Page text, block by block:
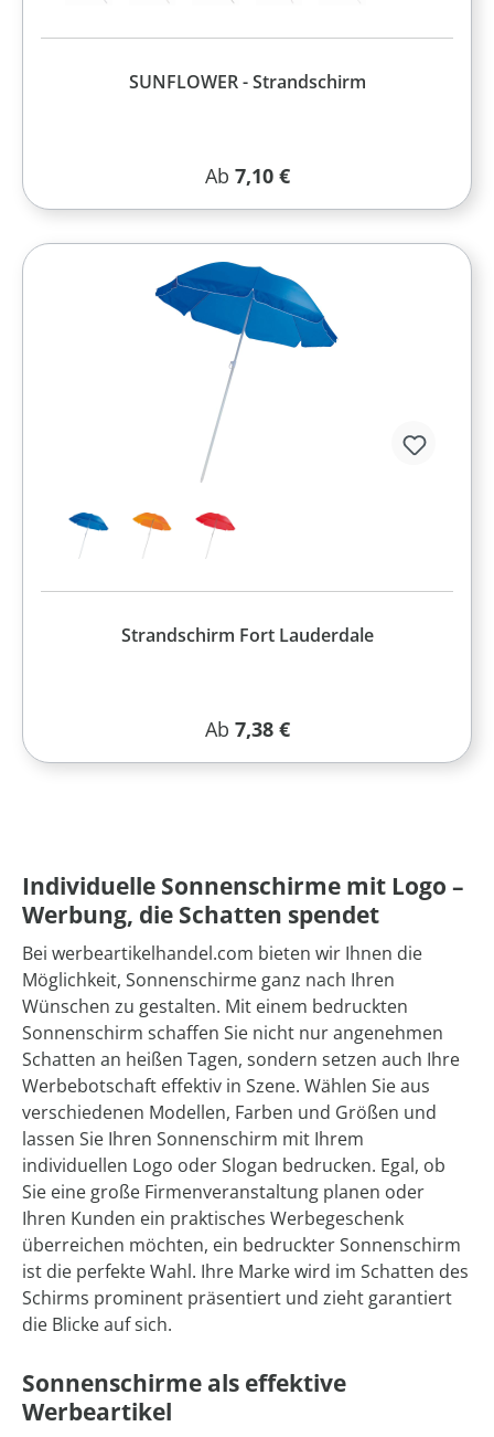
SUNFLOWER - Strandschirm
Regulärer Preis:
Ab 7,10 €
Strandschirm Fort Lauderdale
Regulärer Preis:
Ab 7,38 €
Individuelle Sonnenschirme mit Logo –
Werbung, die Schatten spendet
Bei werbeartikelhandel.com bieten wir Ihnen die
Möglichkeit, Sonnenschirme ganz nach Ihren
Wünschen zu gestalten. Mit einem bedruckten
Sonnenschirm schaffen Sie nicht nur angenehmen
Schatten an heißen Tagen, sondern setzen auch Ihre
Werbebotschaft effektiv in Szene. Wählen Sie aus
verschiedenen Modellen, Farben und Größen und
lassen Sie Ihren Sonnenschirm mit Ihrem
individuellen Logo oder Slogan bedrucken. Egal, ob
Sie eine große Firmenveranstaltung planen oder
Ihren Kunden ein praktisches Werbegeschenk
überreichen möchten, ein bedruckter Sonnenschirm
ist die perfekte Wahl. Ihre Marke wird im Schatten des
Schirms prominent präsentiert und zieht garantiert
die Blicke auf sich.
Sonnenschirme als effektive
Werbeartikel